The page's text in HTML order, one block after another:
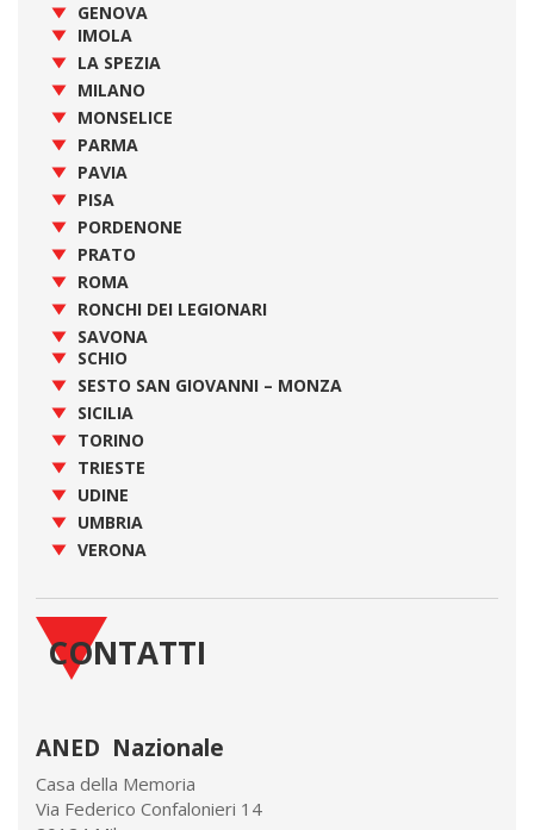
GENOVA
IMOLA
LA SPEZIA
MILANO
MONSELICE
PARMA
PAVIA
PISA
PORDENONE
PRATO
ROMA
RONCHI DEI LEGIONARI
SAVONA
SCHIO
SESTO SAN GIOVANNI – MONZA
SICILIA
TORINO
TRIESTE
UDINE
UMBRIA
VERONA
CONTATTI
ANED Nazionale
Casa della Memoria
Via Federico Confalonieri 14